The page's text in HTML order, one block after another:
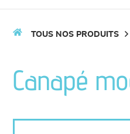
TOUS NOS PRODUITS
Canapé